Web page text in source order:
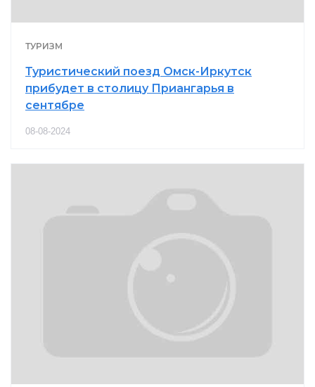
ТУРИЗМ
Туристический поезд Омск-Иркутск
прибудет в столицу Приангарья в
сентябре
08-08-2024